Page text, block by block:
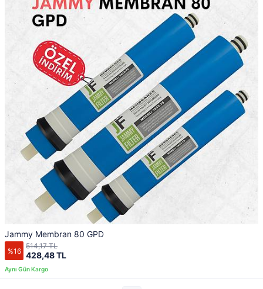
Jammy Membran 80 GPD
%16 428,48 TL
514,17 TL